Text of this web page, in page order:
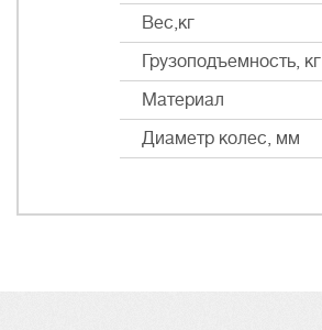
Вес,кг
Грузоподъемность, кг
Материал
Диаметр колес, мм